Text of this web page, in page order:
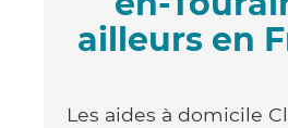
ailleurs en
Les aides à domicile